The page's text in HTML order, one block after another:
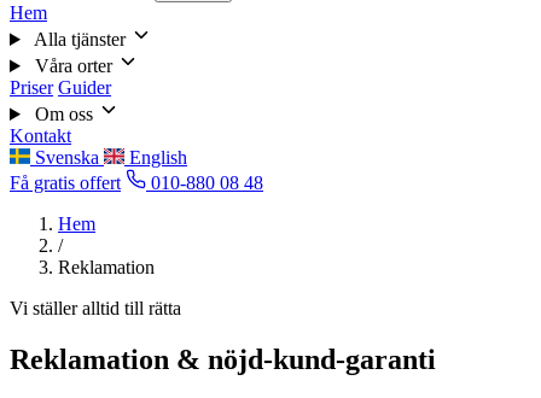
Hem
Alla tjänster
Våra orter
Priser Guider
Om oss
Kontakt
Svenska
English
Få gratis offert
010-880 08 48
Hem
/
Reklamation
Vi ställer alltid till rätta
Reklamation & nöjd-kund-garanti